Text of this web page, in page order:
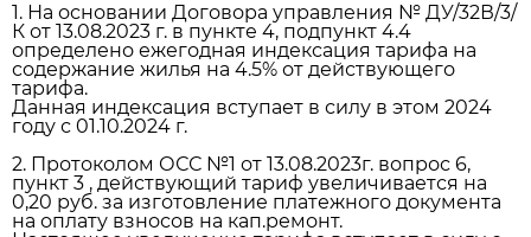
1. На основании Договора управления № ДУ/32В/3/
К от 13.08.2023 г. в пункте 4, подпункт 4.4
определено ежегодная индексация тарифа на
содержание жилья на 4.5% от действующего
тарифа.
Данная индексация вступает в силу в этом 2024
году с 01.10.2024 г.
2. Протоколом ОСС №1 от 13.08.2023г. вопрос 6,
пункт 3 , действующий тариф увеличивается на
0,20 руб. за изготовление платежного документа
на оплату взносов на кап.ремонт.